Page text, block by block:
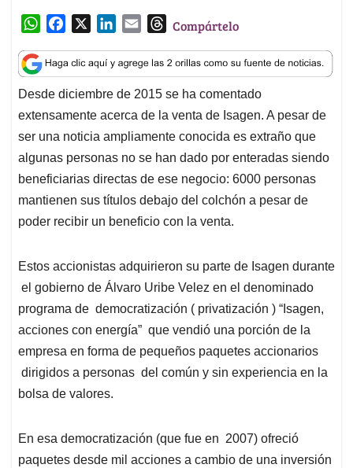
W
a
t
s
A
p
p
c
e
b
o
o
k
n
k
e
d
I
n
a
i
l
T
r
e
a
d
s
Compártelo
Desde diciembre de 2015 se ha comentado
extensamente acerca de la venta de Isagen. A pesar de
ser una noticia ampliamente conocida es extraño que
algunas personas no se han dado por enteradas siendo
beneficiarias directas de ese negocio: 6000 personas
mantienen sus títulos debajo del colchón a pesar de
poder recibir un beneficio con la venta.
Estos accionistas adquirieron su parte de Isagen durante
el gobierno de Álvaro Uribe Velez en el denominado
programa de democratización ( privatización ) “Isagen,
acciones con energía” que vendió una porción de la
empresa en forma de pequeños paquetes accionarios
dirigidos a personas del común y sin experiencia en la
bolsa de valores.
En esa democratización (que fue en 2007) ofreció
paquetes desde mil acciones a cambio de una inversión